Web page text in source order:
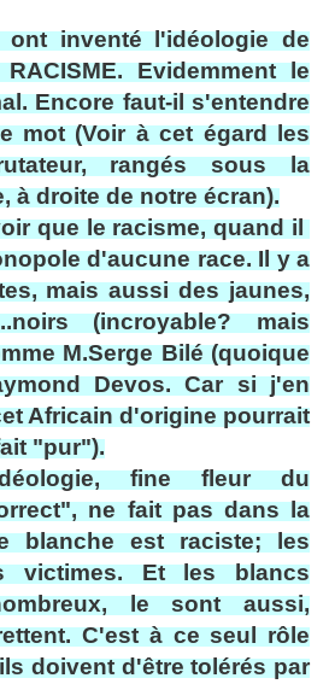
ont inventé l'idéologie de
Evidemment le
Encore faut-il s'entendre
mot (Voir à cet égard les
rangés sous la
à droite de notre écran).
que le racisme, quand il
d'aucune race. Il y a
mais aussi des jaunes,
(incroyable? mais
M.Serge Bilé (quoique
Devos. Car si j'en
Africain d'origine pourrait
"pur").
fine fleur du
ne fait pas dans la
blanche est raciste; les
victimes. Et les blancs
le sont aussi,
C'est à ce seul rôle
doivent d'être tolérés par